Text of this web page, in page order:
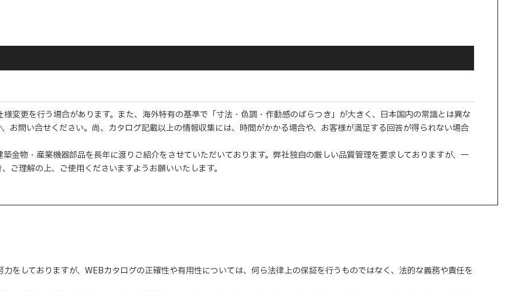
変更を行う場合があります。また、海外特有の基準で「寸法・色調・作動感のばらつき」が大きく、日本国内の常識とは異な
お問い合せください。尚、カタログ記載以上の情報収集には、時間がかかる場合や、お客様が満足する回答が得られない場合
金物・産業機器部品を長年に渡りご紹介をさせていただいております。弊社独自の厳しい品質管理を要求しておりますが、一
ご理解の上、ご使用くださいますようお願いいたします。
をしておりますが、WEBカタログの正確性や有用性については、何ら法律上の保証を行うものではなく、法的な義務や責任を